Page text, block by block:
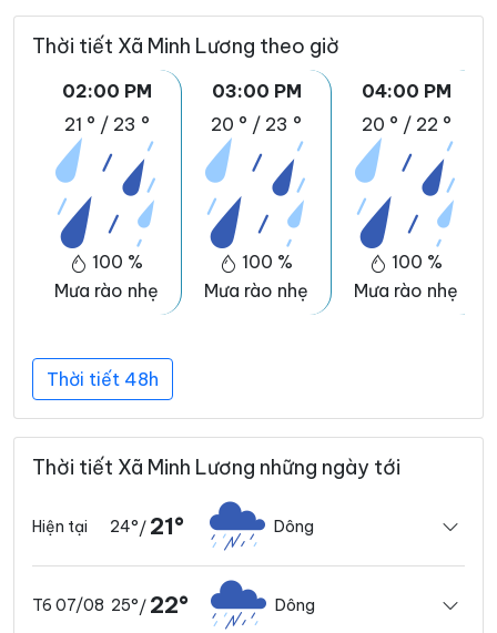
Thời tiết Xã Minh Lương theo giờ
02:00 PM
21 ° / 23 °
100 %
Mưa rào nhẹ
03:00 PM
20 ° / 23 °
100 %
Mưa rào nhẹ
04:00 PM
20 ° / 22 °
100 %
Mưa rào nhẹ
Thời tiết 48h
Thời tiết Xã Minh Lương những ngày tới
Hiện tại 24°/ 21° Dông
T6 07/08 25°/ 22° Dông